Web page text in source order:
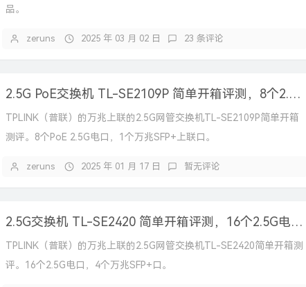
品。
zeruns 2025 年 03 月 02 日 23 条评论
2.5G PoE交换机 TL-SE2109P 简单开箱评测，8个2.5G电口+1个10G光口(SFP+)
TPLINK（普联）的万兆上联的2.5G网管交换机TL-SE2109P简单开箱
测评。8个PoE 2.5G电口，1个万兆SFP+上联口。
zeruns 2025 年 01 月 17 日 暂无评论
2.5G交换机 TL-SE2420 简单开箱评测，16个2.5G电口+4个10G光口(SFP+)
TPLINK（普联）的万兆上联的2.5G网管交换机TL-SE2420简单开箱测
评。16个2.5G电口，4个万兆SFP+口。